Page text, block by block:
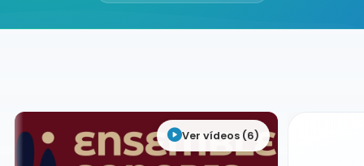
Buscador de músicos
Ver vídeos (6)